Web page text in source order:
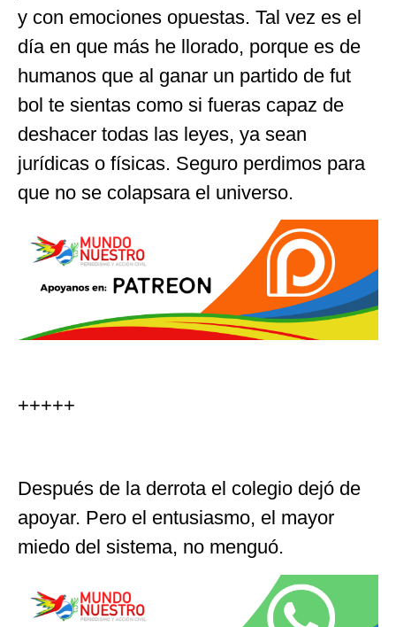
y con emociones opuestas. Tal vez es el
día en que más he llorado, porque es de
humanos que al ganar un partido de fut
bol te sientas como si fueras capaz de
deshacer todas las leyes, ya sean
jurídicas o físicas. Seguro perdimos para
que no se colapsara el universo.
+++++
Después de la derrota el colegio dejó de
apoyar. Pero el entusiasmo, el mayor
miedo del sistema, no menguó.